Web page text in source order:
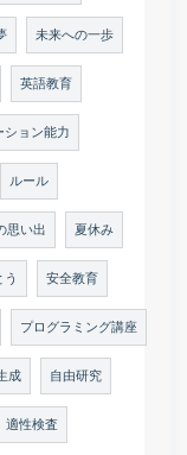
未来への一歩
英語教育
ション能力
ルール
思い出 夏休み
安全教育
プログラミング講座
成 自由研究
適性検査